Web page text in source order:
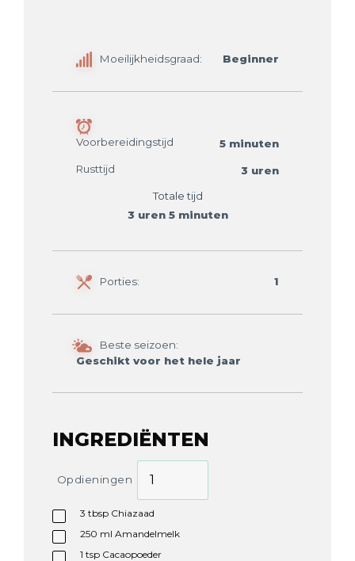
Moeilijkheidsgraad: Beginner
Voorbereidingstijd
5 minuten
Rusttijd
3 uren
Totale tijd
3 uren 5 minuten
Porties: 1
Beste seizoen:
Geschikt voor het hele jaar
INGREDIËNTEN
Opdieningen
3 tbspChiazaad
250 ml Amandelmelk
1 tspCacaopoeder